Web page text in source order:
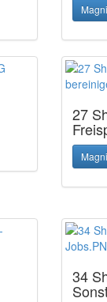
27
34